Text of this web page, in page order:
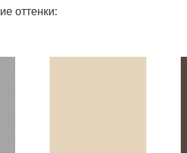
оттенки: